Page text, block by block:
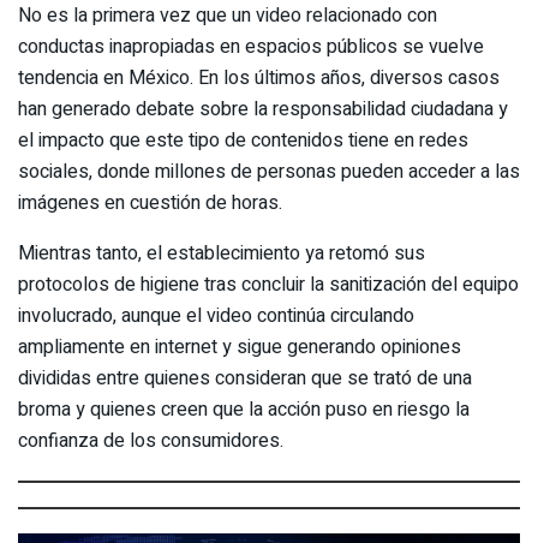
No es la primera vez que un video relacionado con
conductas inapropiadas en espacios públicos se vuelve
tendencia en México. En los últimos años, diversos casos
han generado debate sobre la responsabilidad ciudadana y
el impacto que este tipo de contenidos tiene en redes
sociales, donde millones de personas pueden acceder a las
imágenes en cuestión de horas.
Mientras tanto, el establecimiento ya retomó sus
protocolos de higiene tras concluir la sanitización del equipo
involucrado, aunque el video continúa circulando
ampliamente en internet y sigue generando opiniones
divididas entre quienes consideran que se trató de una
broma y quienes creen que la acción puso en riesgo la
confianza de los consumidores.